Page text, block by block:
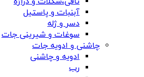
آبنبات و پاستیل
دسر و ژله
سوغات و شیرینی جات
چاشنی و ادویه جات
ادویه و چاشنی
رب